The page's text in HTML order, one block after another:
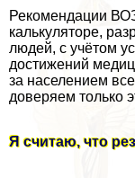
Рекомендации
калькуляторе,
людей, с учётом
достижений
за населением
доверяем только
Я считаю, что